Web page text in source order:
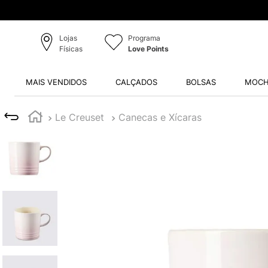
Lojas
Físicas
Programa
Love Points
MAIS VENDIDOS CALÇADOS BOLSAS
Le Creuset Canecas e Xícaras